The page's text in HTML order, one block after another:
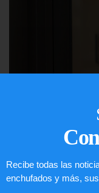
Comunistas
EE.UU.
LEER ARTÍCULO...
Recibe todas las
enchufados y más,